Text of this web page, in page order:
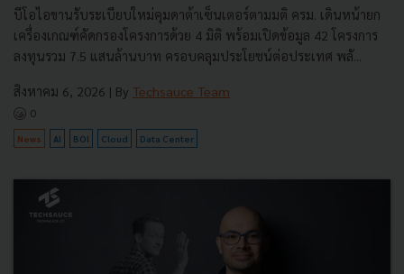
บีโอไอขานรับระเบียบใหม่คุมดาต้าเซ็นเตอร์ตามมติ ครม. เดินหน้ายก
เครื่องเกณฑ์คัดกรองโครงการด้วย 4 มิติ พร้อมเปิดข้อมูล 42 โครงการ
ลงทุนรวม 7.5 แสนล้านบาท ครอบคลุมประโยชน์ต่อประเทศ พลั...
สิงหาคม 6, 2026 | By Techsauce Team
0
News AI BOI Cloud Data Center